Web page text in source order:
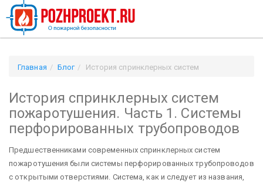
Главная Блог
История спринклерных систем
трубопроводов
История спринклерных систем
пожаротушения. Часть 1. Системы
перфорированных трубопроводов
Предшественниками современных спринклерных систем
пожаротушения были системы перфорированных трубопроводов
с открытыми отверстиями. Система, как и следует из названия,